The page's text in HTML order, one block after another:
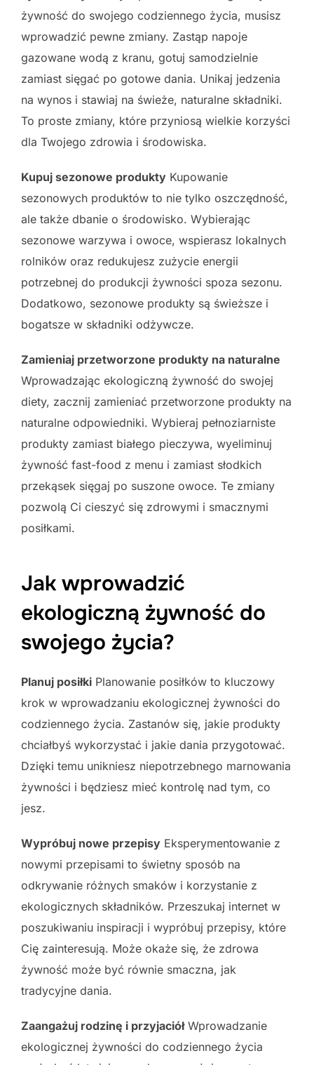
żywność do swojego codziennego życia, musisz
wprowadzić pewne zmiany. Zastąp napoje
gazowane wodą z kranu, gotuj samodzielnie
zamiast sięgać po gotowe dania. Unikaj jedzenia
na wynos i stawiaj na świeże, naturalne składniki.
To proste zmiany, które przyniosą wielkie korzyści
dla Twojego zdrowia i środowiska.
Kupuj sezonowe produkty Kupowanie
sezonowych produktów to nie tylko oszczędność,
ale także dbanie o środowisko. Wybierając
sezonowe warzywa i owoce, wspierasz lokalnych
rolników oraz redukujesz zużycie energii
potrzebnej do produkcji żywności spoza sezonu.
Dodatkowo, sezonowe produkty są świeższe i
bogatsze w składniki odżywcze.
Zamieniaj przetworzone produkty na naturalne
Wprowadzając ekologiczną żywność do swojej
diety, zacznij zamieniać przetworzone produkty na
naturalne odpowiedniki. Wybieraj pełnoziarniste
produkty zamiast białego pieczywa, wyeliminuj
żywność fast-food z menu i zamiast słodkich
przekąsek sięgaj po suszone owoce. Te zmiany
pozwolą Ci cieszyć się zdrowymi i smacznymi
posiłkami.
Jak wprowadzić
ekologiczną żywność do
swojego życia?
Planuj posiłki Planowanie posiłków to kluczowy
krok w wprowadzaniu ekologicznej żywności do
codziennego życia. Zastanów się, jakie produkty
chciałbyś wykorzystać i jakie dania przygotować.
Dzięki temu unikniesz niepotrzebnego marnowania
żywności i będziesz mieć kontrolę nad tym, co
jesz.
Wypróbuj nowe przepisy Eksperymentowanie z
nowymi przepisami to świetny sposób na
odkrywanie różnych smaków i korzystanie z
ekologicznych składników. Przeszukaj internet w
poszukiwaniu inspiracji i wypróbuj przepisy, które
Cię zainteresują. Może okaże się, że zdrowa
żywność może być równie smaczna, jak
tradycyjne dania.
Zaangażuj rodzinę i przyjaciółWprowadzanie
ekologicznej żywności do codziennego życia